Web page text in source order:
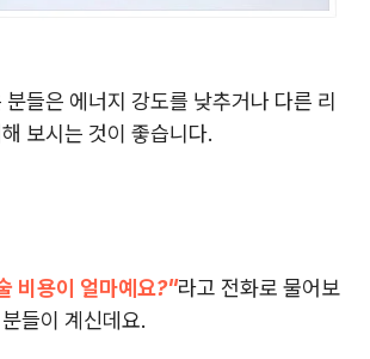
들은 에너지 강도를 낮추거나 다른 리
보시는 것이 좋습니다.
비용이 얼마예요?"라고 전화로 물어보
들이 계신데요.